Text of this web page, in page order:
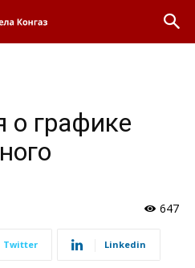
графике
647
Twitter Linkedin